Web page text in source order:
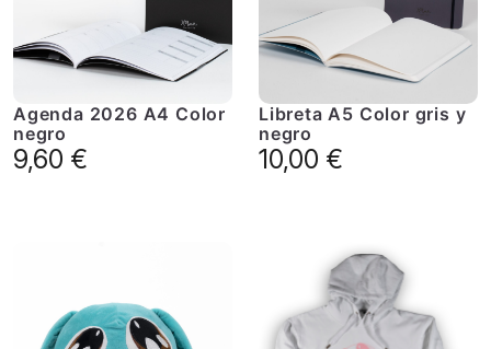
Agenda 2026 A4 Color
negro
9,60 €
Libreta A5 Color gris y
negro
10,00 €